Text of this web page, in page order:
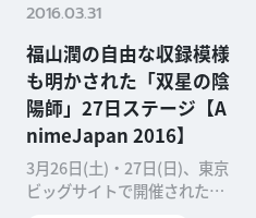
2016.03.31
福山潤の自由な収録模様
も明かされた「双星の陰
陽師」27日ステージ【A
nimeJapan 2016】
3月26日(土)・27日(日)、東京
ビッグサイトで開催された日